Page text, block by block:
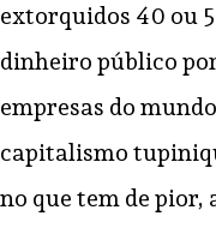
extorquidos 40 ou
dinheiro público
empresas do
capitalismo
no que tem de